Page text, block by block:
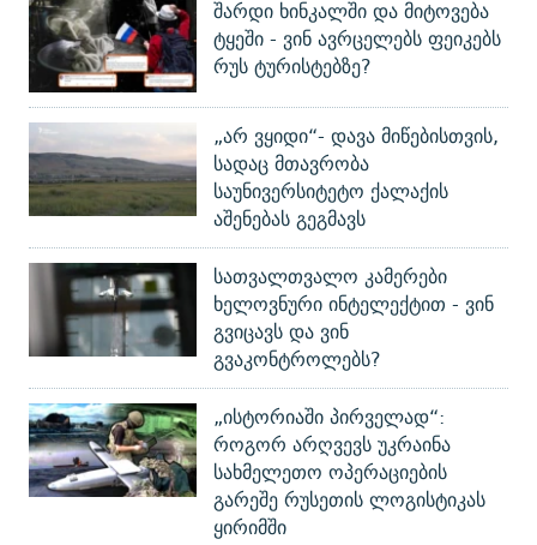
შარდი ხინკალში და მიტოვება
ტყეში - ვინ ავრცელებს ფეიკებს
რუს ტურისტებზე?
„არ ვყიდი“- დავა მიწებისთვის,
სადაც მთავრობა
საუნივერსიტეტო ქალაქის
აშენებას გეგმავს
სათვალთვალო კამერები
ხელოვნური ინტელექტით - ვინ
გვიცავს და ვინ
გვაკონტროლებს?
„ისტორიაში პირველად“:
როგორ არღვევს უკრაინა
სახმელეთო ოპერაციების
გარეშე რუსეთის ლოგისტიკას
ყირიმში